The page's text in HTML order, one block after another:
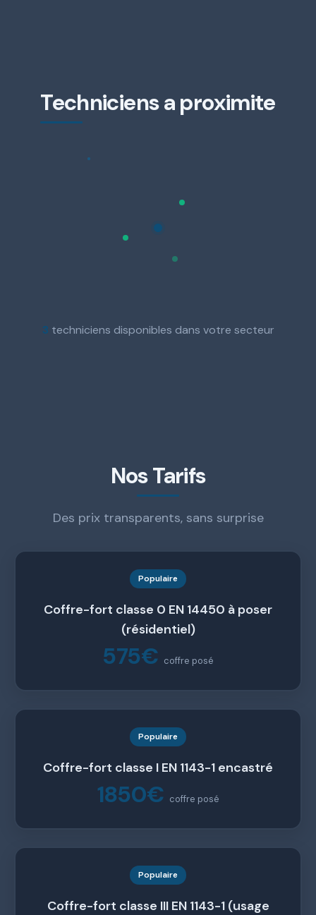
Techniciens a proximite
3 techniciens disponibles dans votre secteur
Nos Tarifs
Des prix transparents, sans surprise
Populaire
Coffre-fort classe 0 EN 14450 à poser
(résidentiel)
575€ coffre posé
Populaire
Coffre-fort classe I EN 1143-1 encastré
1850€ coffre posé
Populaire
Coffre-fort classe III EN 1143-1 (usage